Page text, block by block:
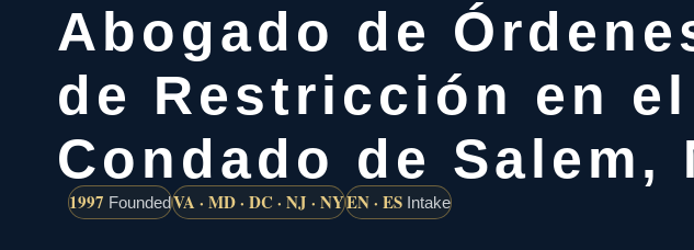
Abogado de
de Restricción en el
Condado de Salem,
1997 FoundedVA · MD · DC · NJ · NYEN · ES Intake